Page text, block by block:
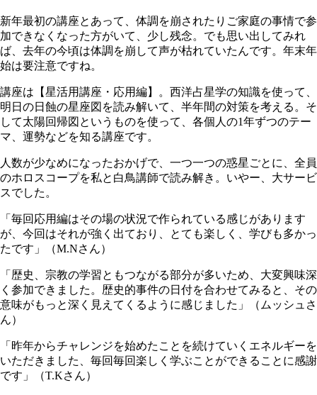
新年最初の講座とあって、体調を崩されたりご家庭の事情で参
加できなくなった方がいて、少し残念。でも思い出してみれ
ば、去年の今頃は体調を崩して声が枯れていたんです。年末年
始は要注意ですね。
講座は【星活用講座・応用編】。西洋占星学の知識を使って、
明日の日蝕の星座図を読み解いて、半年間の対策を考える。そ
して太陽回帰図というものを使って、各個人の1年ずつのテー
マ、運勢などを知る講座です。
人数が少なめになったおかげで、一つ一つの惑星ごとに、全員
のホロスコープを私と白鳥講師で読み解き。いやー、大サービ
スでした。
「毎回応用編はその場の状況で作られている感じがあります
が、今回はそれが強く出ており、とても楽しく、学びも多かっ
たです」（M.Nさん）
「歴史、宗教の学習ともつながる部分が多いため、大変興味深
く参加できました。歴史的事件の日付を合わせてみると、その
意味がもっと深く見えてくるように感じました」（ムッシュさ
ん）
「昨年からチャレンジを始めたことを続けていくエネルギーを
いただきました、毎回毎回楽しく学ぶことができることに感謝
です」（T.Kさん）